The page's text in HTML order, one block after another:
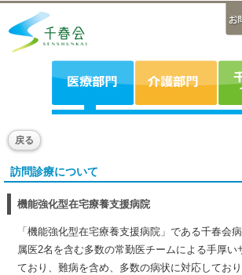
戻る
訪問診療について
機能強化型在宅療養支援病院
「機能強化型在宅療養支援病院」である千春会
属医2名を含む多数の常勤医チームによる手厚い
ており、難病を含め、多数の病状に対応しており